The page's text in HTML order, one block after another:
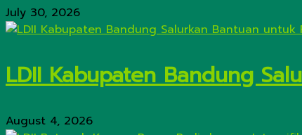
July 30, 2026
LDII Kabupaten Bandung
August 4, 2026